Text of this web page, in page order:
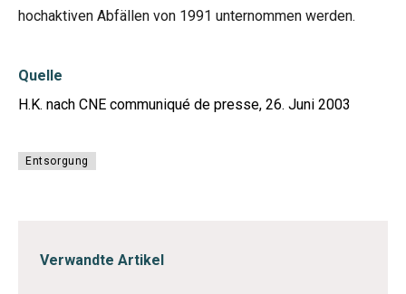
hochaktiven Abfällen von 1991 unternommen werden.
Quelle
H.K. nach CNE communiqué de presse, 26. Juni 2003
Entsorgung
Verwandte Artikel